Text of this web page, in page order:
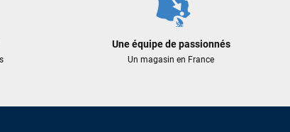
Une équipe de passionnés
Un magasin en France